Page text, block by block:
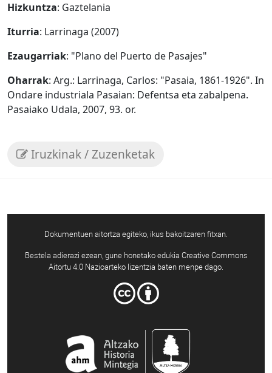
Hizkuntza: Gaztelania
Iturria: Larrinaga (2007)
Ezaugarriak: "Plano del Puerto de Pasajes"
Oharrak: Arg.: Larrinaga, Carlos: "Pasaia, 1861-1926". In
Ondare industriala Pasaian: Defentsa eta zabalpena.
Pasaiako Udala, 2007, 93. or.
Iruzkinak / Zuzenketak
Dokumentuen aitortza egiteko, ikus bakoitzaren fitxan.
Bestela adierazi ezean, gune honetako edukia Creative Commons
Aitortu 4.0 Nazioarteko lizentzia baten menpe dago.